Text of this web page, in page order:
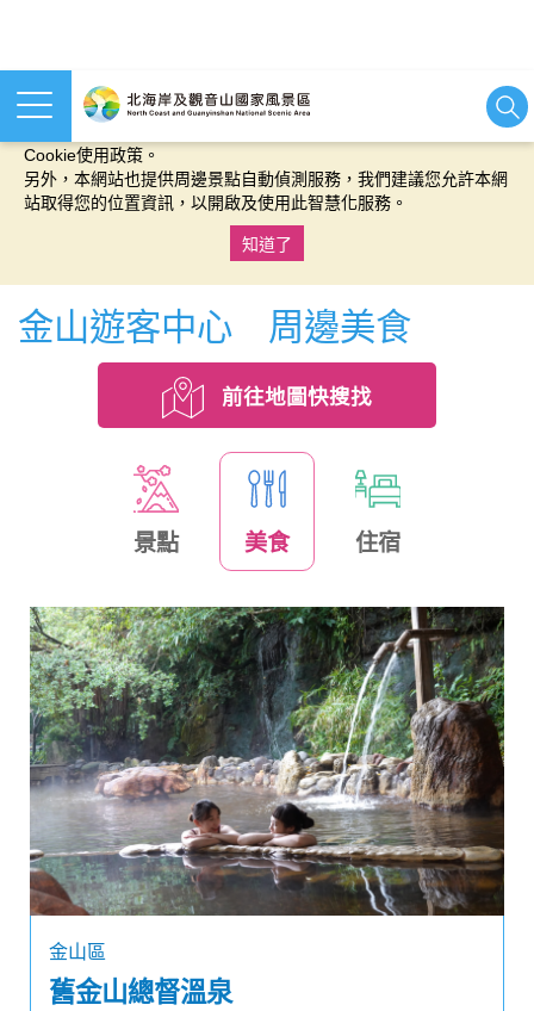
本網站使用cookies等相關技術以持續優化網站服務，並有助於為
Cookie使用政策。
另外，本網站也提供周邊景點自動偵測服務，我們建議您允許本網
站取得您的位置資訊，以開啟及使用此智慧化服務。
知道了
金山遊客中心 周邊美食
前往地圖快搜找
景點 美食 住宿
金山區
舊金山總督溫泉